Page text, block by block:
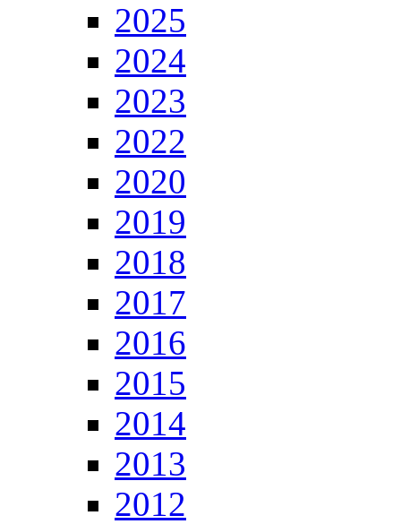
2025
2024
2023
2022
2020
2019
2018
2017
2016
2015
2014
2013
2012